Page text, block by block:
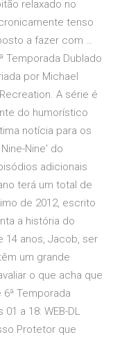
relaxado no
tenso
a fazer com …
Temporada Dublado
por Michael
A série é
do humorístico
notícia para os
Nine' do
adicionais
terá um total de
de 2012, escrito
a história do
14 anos, Jacob, ser
um grande
o que acha que
Temporada
a 18: WEB-DL
Protetor que